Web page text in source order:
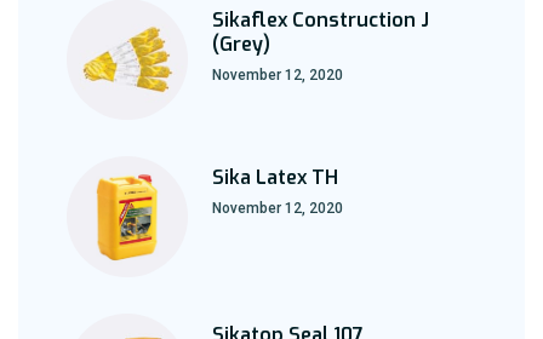
Sikaflex Construction J
(Grey)
November 12, 2020
Sika Latex TH
November 12, 2020